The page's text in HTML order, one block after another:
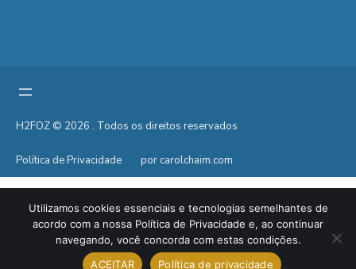
H2FOZ © 2026 . Todos os direitos reservados
Política de Privacidade por carolchaim.com
Utilizamos cookies essenciais e tecnologias semelhantes de
acordo com a nossa Política de Privacidade e, ao continuar
navegando, você concorda com estas condições.
ACEITAR
Política de privacidade